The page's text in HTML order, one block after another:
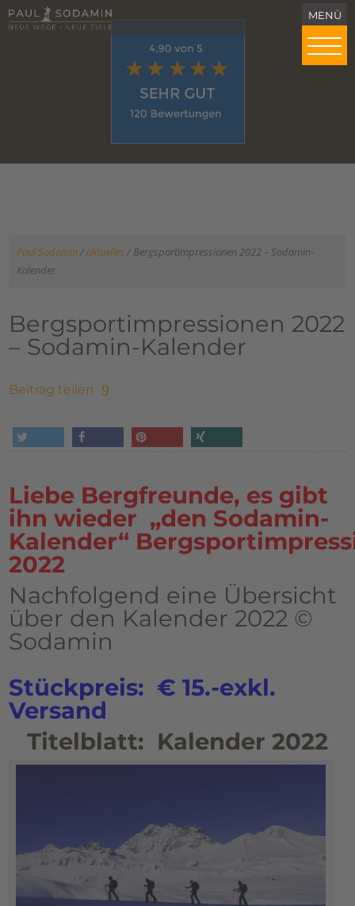
Paul Sodamin/aktuelles / Bergsportimpressionen 2022 – Sodamin-
Kalender
Bergsportimpressionen 2022
– Sodamin-Kalender
Beitrag teilen
Liebe Bergfreunde, es gibt
ihn wieder „den Sodamin-
Kalender“
2022
Nachfolgend eine Übersicht
über den Kalender 2022 ©
Sodamin
Stückpreis: € 15.-exkl.
Versand
Titelblatt: Kalender 2022